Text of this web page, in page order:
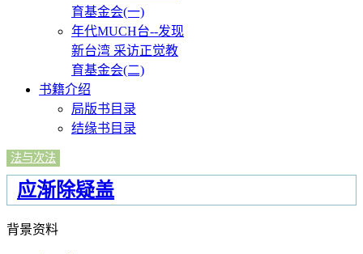
育基金会(一)
年代MUCH台--发现
新台湾 采访正觉教
育基金会(二)
书籍介绍
局版书目录
结缘书目录
法与次法
应渐除疑盖
背景资料